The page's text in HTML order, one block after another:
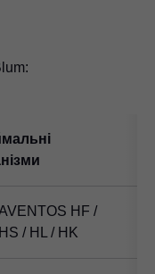
HF /
HS / HL / HK